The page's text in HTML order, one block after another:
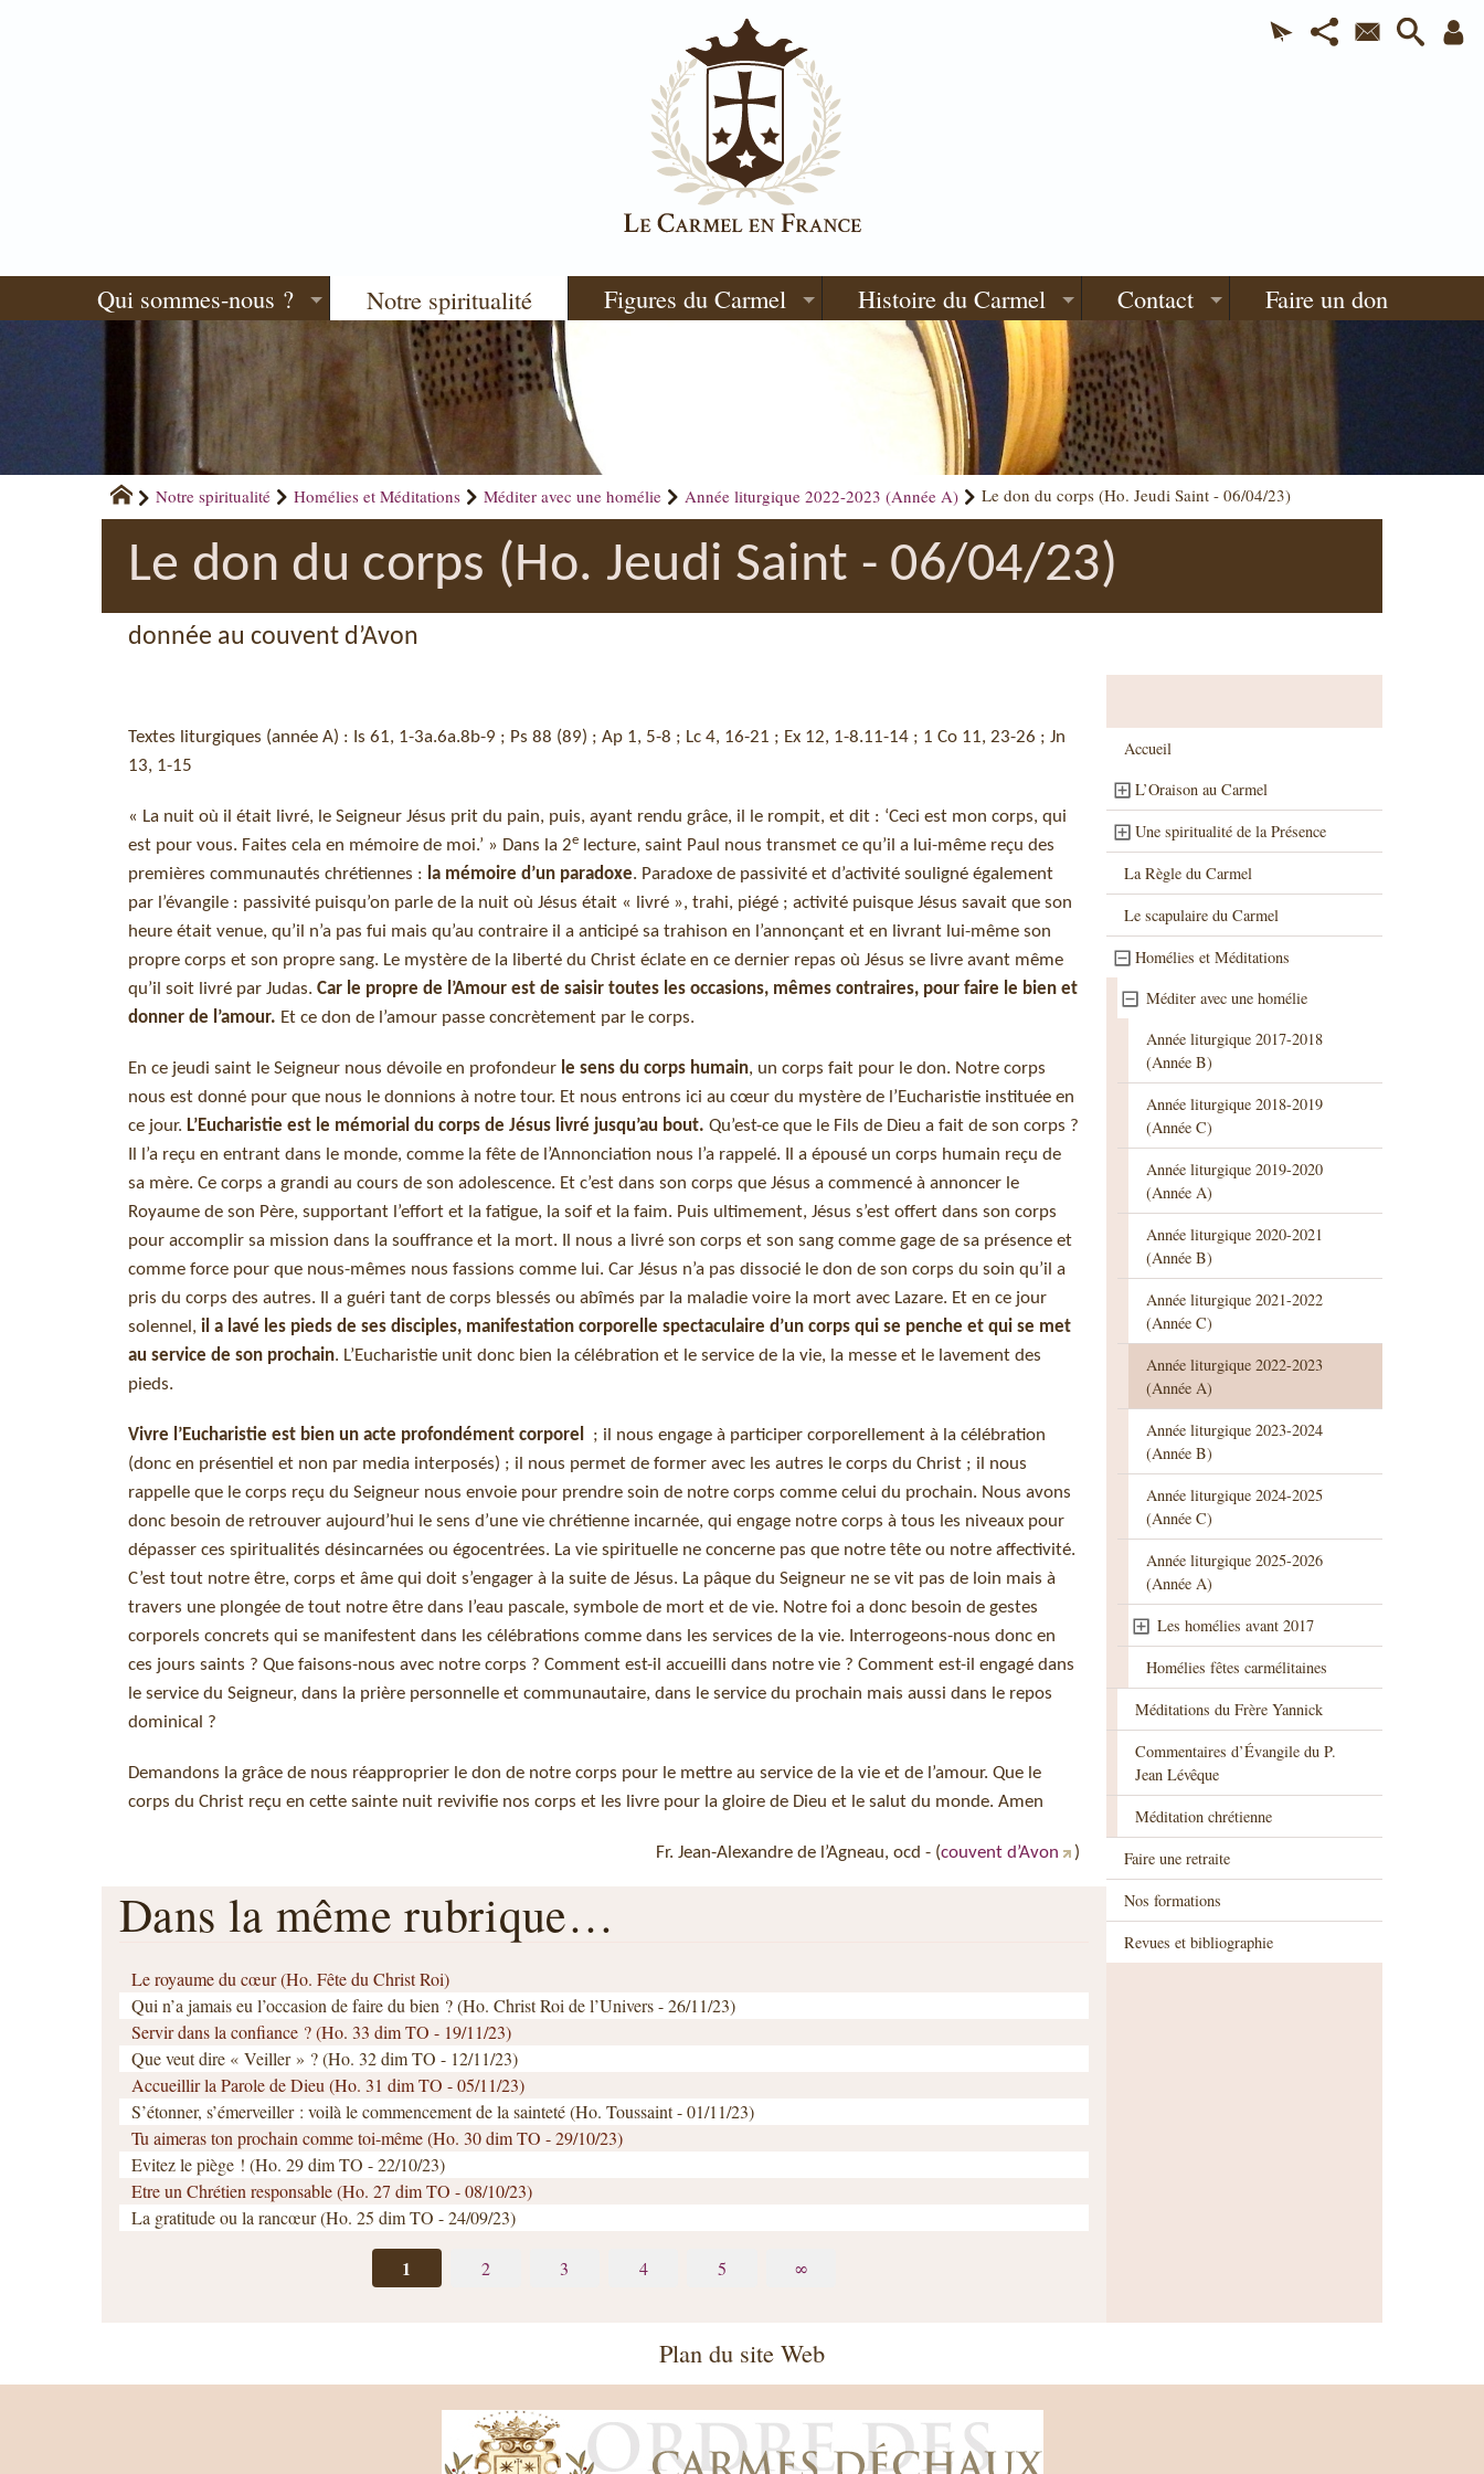
Qui sommes-nous ? Notre spiritualité Figures du Carmel Histoire du Carmel Contact Faire un don
Notre spiritualité Homélies et Méditations Méditer avec une homélie Année liturgique 2022-2023 (Année A) Le don du corps (Ho. Jeudi Saint - 06/04/23)
Le don du corps (Ho. Jeudi Saint - 06/04/23)
donnée au couvent d’Avon
Textes liturgiques (année A) : Is 61, 1-3a.6a.8b-9 ; Ps 88 (89) ; Ap 1, 5-8 ; Lc 4, 16-21 ; Ex 12, 1-8.11-14 ; 1 Co 11, 23-26 ; Jn
13, 1-15
« La nuit où il était livré, le Seigneur Jésus prit du pain, puis, ayant rendu grâce, il le rompit, et dit : ‘Ceci est mon corps, qui
est pour vous. Faites cela en mémoire de moi.’ » Dans la 2e
lecture, saint Paul nous transmet ce qu’il a lui-même reçu des
premières communautés chrétiennes : la mémoire d’un paradoxe. Paradoxe de passivité et d’activité souligné également
par l’évangile : passivité puisqu’on parle de la nuit où Jésus était « livré », trahi, piégé ; activité puisque Jésus savait que son
heure était venue, qu’il n’a pas fui mais qu’au contraire il a anticipé sa trahison en l’annonçant et en livrant lui-même son
propre corps et son propre sang. Le mystère de la liberté du Christ éclate en ce dernier repas où Jésus se livre avant même
qu’il soit livré par Judas. Car le propre de l’Amour est de saisir toutes les occasions, mêmes contraires, pour faire le bien et
donner de l’amour. Et ce don de l’amour passe concrètement par le corps.
En ce jeudi saint le Seigneur nous dévoile en profondeur le sens du corps humain, un corps fait pour le don. Notre corps
nous est donné pour que nous le donnions à notre tour. Et nous entrons ici au cœur du mystère de l’Eucharistie instituée en
ce jour. L’Eucharistie est le mémorial du corps de Jésus livré jusqu’au bout. Qu’est-ce que le Fils de Dieu a fait de son corps ?
Il l’a reçu en entrant dans le monde, comme la fête de l’Annonciation nous l’a rappelé. Il a épousé un corps humain reçu de
sa mère. Ce corps a grandi au cours de son adolescence. Et c’est dans son corps que Jésus a commencé à annoncer le
Royaume de son Père, supportant l’effort et la fatigue, la soif et la faim. Puis ultimement, Jésus s’est offert dans son corps
pour accomplir sa mission dans la souffrance et la mort. Il nous a livré son corps et son sang comme gage de sa présence et
comme force pour que nous-mêmes nous fassions comme lui. Car Jésus n’a pas dissocié le don de son corps du soin qu’il a
pris du corps des autres. Il a guéri tant de corps blessés ou abîmés par la maladie voire la mort avec Lazare. Et en ce jour
solennel, il a lavé les pieds de ses disciples, manifestation corporelle spectaculaire d’un corps qui se penche et qui se met
au service de son prochain. L’Eucharistie unit donc bien la célébration et le service de la vie, la messe et le lavement des
pieds.
Vivre l’Eucharistie est bien un acte profondément corporel
; il nous engage à participer corporellement à la célébration
(donc en présentiel et non par media interposés) ; il nous permet de former avec les autres le corps du Christ ; il nous
rappelle que le corps reçu du Seigneur nous envoie pour prendre soin de notre corps comme celui du prochain. Nous avons
donc besoin de retrouver aujourd’hui le sens d’une vie chrétienne incarnée, qui engage notre corps à tous les niveaux pour
dépasser ces spiritualités désincarnées ou égocentrées. La vie spirituelle ne concerne pas que notre tête ou notre affectivité.
C’est tout notre être, corps et âme qui doit s’engager à la suite de Jésus. La pâque du Seigneur ne se vit pas de loin mais à
travers une plongée de tout notre être dans l’eau pascale, symbole de mort et de vie. Notre foi a donc besoin de gestes
corporels concrets qui se manifestent dans les célébrations comme dans les services de la vie. Interrogeons-nous donc en
ces jours saints ? Que faisons-nous avec notre corps ? Comment est-il accueilli dans notre vie ? Comment est-il engagé dans
le service du Seigneur, dans la prière personnelle et communautaire, dans le service du prochain mais aussi dans le repos
dominical ?
Demandons la grâce de nous réapproprier le don de notre corps pour le mettre au service de la vie et de l’amour. Que le
corps du Christ reçu en cette sainte nuit revivifie nos corps et les livre pour la gloire de Dieu et le salut du monde. Amen
Fr. Jean-Alexandre de l’Agneau, ocd - (couvent d’Avon )
Dans la même rubrique…
Le royaume du cœur (Ho. Fête du Christ Roi)
Qui n’a jamais eu l’occasion de faire du bien ? (Ho. Christ Roi de l’Univers - 26/11/23)
Servir dans la confiance ? (Ho. 33 dim TO - 19/11/23)
Que veut dire « Veiller » ? (Ho. 32 dim TO - 12/11/23)
Accueillir la Parole de Dieu (Ho. 31 dim TO - 05/11/23)
S’étonner, s’émerveiller : voilà le commencement de la sainteté (Ho. Toussaint - 01/11/23)
Tu aimeras ton prochain comme toi-même (Ho. 30 dim TO - 29/10/23)
Evitez le piège ! (Ho. 29 dim TO - 22/10/23)
Etre un Chrétien responsable (Ho. 27 dim TO - 08/10/23)
La gratitude ou la rancœur (Ho. 25 dim TO - 24/09/23)
1 2 3 4 5 ∞
Accueil
L’Oraison au Carmel
Une spiritualité de la Présence
La Règle du Carmel
Le scapulaire du Carmel
Homélies et Méditations
Méditer avec une homélie
Année liturgique 2017-2018
(Année B)
Année liturgique 2018-2019
(Année C)
Année liturgique 2019-2020
(Année A)
Année liturgique 2020-2021
(Année B)
Année liturgique 2021-2022
(Année C)
Année liturgique 2022-2023
(Année A)
Année liturgique 2023-2024
(Année B)
Année liturgique 2024-2025
(Année C)
Année liturgique 2025-2026
(Année A)
Les homélies avant 2017
Homélies fêtes carmélitaines
Méditations du Frère Yannick
Commentaires d’Évangile du P.
Jean Lévêque
Méditation chrétienne
Faire une retraite
Nos formations
Revues et bibliographie
Plan du site Web